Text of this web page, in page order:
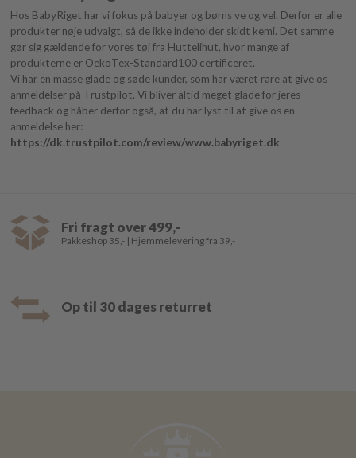
Hos BabyRiget har vi fokus på babyer og børns ve og vel. Derfor er alle
produkter nøje udvalgt, så de ikke indeholder skidt kemi. Det samme
gør sig gældende for vores tøj fra Huttelihut, hvor mange af
produkterne er OekoTex-Standard100 certificeret.
Vi har en masse glade og søde kunder, som har været rare at give os
anmeldelser på Trustpilot. Vi bliver altid meget glade for jeres
feedback og håber derfor også, at du har lyst til at give os en
anmeldelse her:
https://dk.trustpilot.com/review/www.babyriget.dk
Fri fragt over 499,-
Pakkeshop 35,- | Hjemmelevering fra 39,-
Op til 30 dages returret